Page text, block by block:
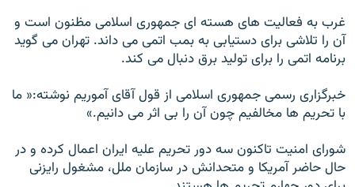
غرب به فعاليت های هسته ای جمهوری اسلامی مظنون است و
آن را تلاشی برای دستيابی به بمب اتمی می داند. تهران می گويد
برنامه اتمی را برای توليد برق دنبال می کند.
خبرگزاری رسمی جمهوری اسلامی از قول آقای آموريم نوشته:« ما
با تحريم ها مخالفيم چون آن را بی اثر می دانيم.»
شورای امنيت تاکنون سه دور تحريم عليه ايران اعمال کرده و در
حال حاضر آمريکا و متحدانش در سازمان ملل، مشغول رايزنی